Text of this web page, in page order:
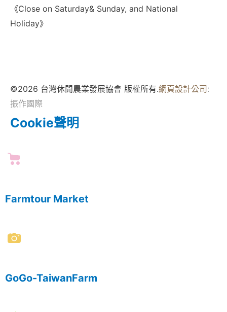
《Close on Saturday& Sunday, and National
Holiday》
©2026 台灣休閒農業發展協會 版權所有.網頁設計公司 :
振作國際
Cookie聲明
Farmtour Market
GoGo-TaiwanFarm